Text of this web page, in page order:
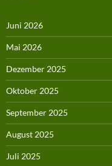
Juni 2026
Mai 2026
Dezember 2025
Oktober 2025
September 2025
August 2025
Juli 2025